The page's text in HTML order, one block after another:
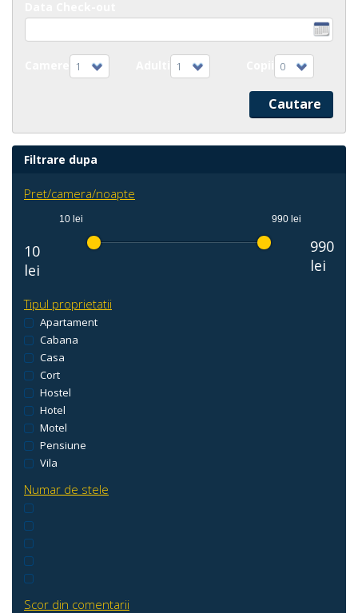
1 1 0
Filtrare dupa
Pret/camera/noapte
10
lei
10 lei 990 lei
990
lei
Tipul proprietatii
Apartament
Cabana
Casa
Cort
Hostel
Hotel
Motel
Pensiune
Vila
Numar de stele
Scor din comentarii